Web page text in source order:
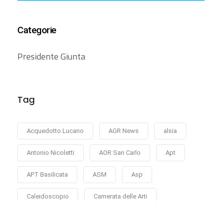
Categorie
Presidente Giunta
Tag
Acquedotto Lucano AGR News alsia
Antonio Nicoletti AOR San Carlo Apt
APT Basilicata ASM Asp
Caleidoscopio Camerata delle Arti